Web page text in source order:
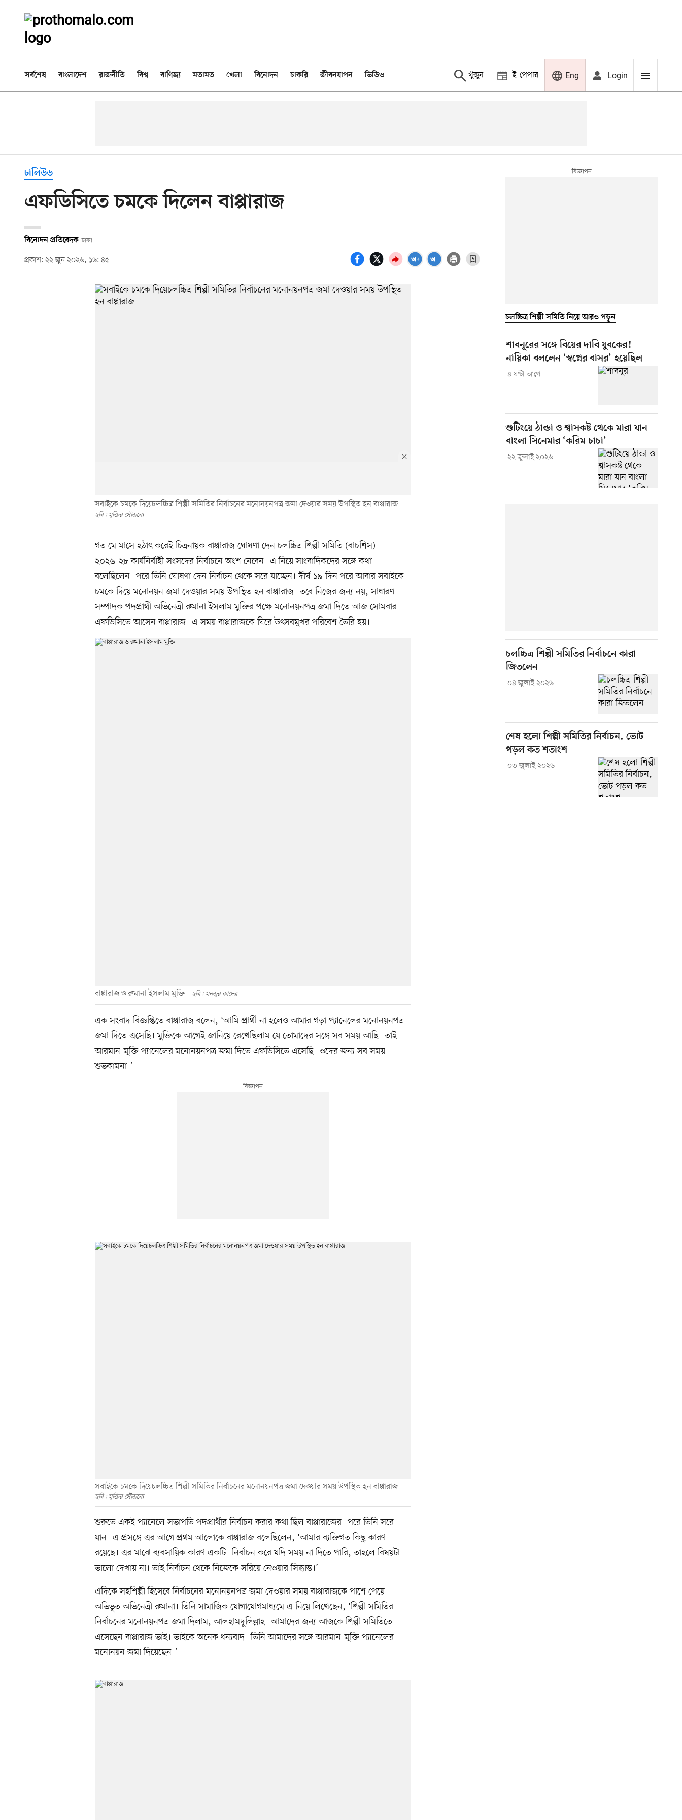
সর্বশেষ বাংলাদেশ রাজনীতি বিশ্ব বাণিজ্য মতামত খেলা বিনোদন চাকরি জীবনযাপন ভিডিও খুঁজুন ই-পেপার Eng Login
ঢালিউড
এফডিসিতে চমকে দিলেন বাপ্পারাজ
বিনোদন প্রতিবেদক ঢাকা
প্রকাশ: ২২ জুন ২০২৬, ১৬: ৪৫
সবাইকে চমকে দিয়েচলচ্চিত্র শিল্পী সমিতির নির্বাচনের মনোনয়নপত্র জমা দেওয়ার সময় উপস্থিত হন বাপ্পারাজ
ছবি : মুক্তির সৌজন্যে
গত মে মাসে হঠাৎ করেই চিত্রনায়ক বাপ্পারাজ ঘোষণা দেন চলচ্চিত্র শিল্পী সমিতি (বাচশিস)
২০২৬-২৮ কার্যনির্বাহী সংসদের নির্বাচনে অংশ নেবেন। এ নিয়ে সাংবাদিকদের সঙ্গে কথা
বলেছিলেন। পরে তিনি ঘোষণা দেন নির্বাচন থেকে সরে যাচ্ছেন। দীর্ঘ ১৯ দিন পরে আবার সবাইকে
চমকে দিয়ে মনোনয়ন জমা দেওয়ার সময় উপস্থিত হন বাপ্পারাজ। তবে নিজের জন্য নয়, সাধারণ
সম্পাদক পদপ্রার্থী অভিনেত্রী রুমানা ইসলাম মুক্তির পক্ষে মনোনয়নপত্র জমা দিতে আজ সোমবার
এফডিসিতে আসেন বাপ্পারাজ। এ সময় বাপ্পারাজকে ঘিরে উৎসবমুখর পরিবেশ তৈরি হয়।
বাপ্পারাজ ও রুমানা ইসলাম মুক্তি ছবি : মনজুর কাদের
এক সংবাদ বিজ্ঞপ্তিতে বাপ্পারাজ বলেন, ‘আমি প্রার্থী না হলেও আমার গড়া প্যানেলের মনোনয়নপত্র
জমা দিতে এসেছি। মুক্তিকে আগেই জানিয়ে রেখেছিলাম যে তোমাদের সঙ্গে সব সময় আছি। তাই
আরমান-মুক্তি প্যানেলের মনোনয়নপত্র জমা দিতে এফডিসিতে এসেছি। ওদের জন্য সব সময়
শুভকামনা।’
সবাইকে চমকে দিয়েচলচ্চিত্র শিল্পী সমিতির নির্বাচনের মনোনয়নপত্র জমা দেওয়ার সময় উপস্থিত হন বাপ্পারাজ
ছবি : মুক্তির সৌজন্যে
শুরুতে একই প্যানেলে সভাপতি পদপ্রার্থীর নির্বাচন করার কথা ছিল বাপ্পারাজের। পরে তিনি সরে
যান। এ প্রসঙ্গে এর আগে প্রথম আলোকে বাপ্পারাজ বলেছিলেন, ‘আমার ব্যক্তিগত কিছু কারণ
রয়েছে। এর মাঝে ব্যবসায়িক কারণ একটি। নির্বাচন করে যদি সময় না দিতে পারি, তাহলে বিষয়টা
ভালো দেখায় না। তাই নির্বাচন থেকে নিজেকে সরিয়ে নেওয়ার সিদ্ধান্ত।’
এদিকে সহশিল্পী হিসেবে নির্বাচনের মনোনয়নপত্র জমা দেওয়ার সময় বাপ্পারাজকে পাশে পেয়ে
অভিভূত অভিনেত্রী রুমানা। তিনি সামাজিক যোগাযোগমাধ্যমে এ নিয়ে লিখেছেন, ‘শিল্পী সমিতির
নির্বাচনের মনোনয়নপত্র জমা দিলাম, আলহামদুলিল্লাহ। আমাদের জন্য আজকে শিল্পী সমিতিতে
এসেছেন বাপ্পারাজ ভাই। ভাইকে অনেক ধন্যবাদ। তিনি আমাদের সঙ্গে আরমান-মুক্তি প্যানেলের
মনোনয়ন জমা দিয়েছেন।’
চলচ্চিত্র শিল্পী সমিতি নিয়ে আরও পড়ুন
শাবনূরের সঙ্গে বিয়ের দাবি যুবকের!
নায়িকা বললেন ‘স্বপ্নের বাসর’ হয়েছিল
৪ ঘণ্টা আগে
শুটিংয়ে ঠান্ডা ও শ্বাসকষ্ট থেকে মারা যান
বাংলা সিনেমার ‘করিম চাচা’
২২ জুলাই ২০২৬
চলচ্চিত্র শিল্পী সমিতির নির্বাচনে কারা
জিতলেন
০৪ জুলাই ২০২৬
শেষ হলো শিল্পী সমিতির নির্বাচন, ভোট
পড়ল কত শতাংশ
০৩ জুলাই ২০২৬